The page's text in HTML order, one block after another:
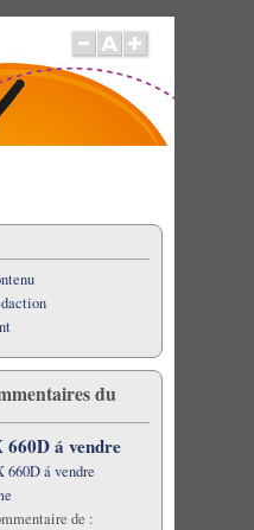
du
660D á vendre
660D á vendre
de :